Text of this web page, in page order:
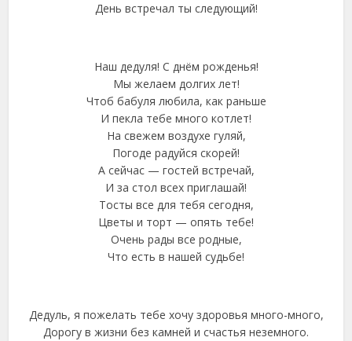
День встречал ты следующий!
Наш дедуля! С днём рожденья!
Мы желаем долгих лет!
Чтоб бабуля любила, как раньше
И пекла тебе много котлет!
На свежем воздухе гуляй,
Погоде радуйся скорей!
А сейчас — гостей встречай,
И за стол всех приглашай!
Тосты все для тебя сегодня,
Цветы и торт — опять тебе!
Очень рады все родные,
Что есть в нашей судьбе!
Дедуль, я пожелать тебе хочу здоровья много-много,
Дорогу в жизни без камней и счастья неземного.